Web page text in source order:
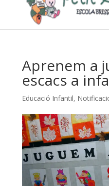
Aprenem a
escacs a
Educació Infantil,